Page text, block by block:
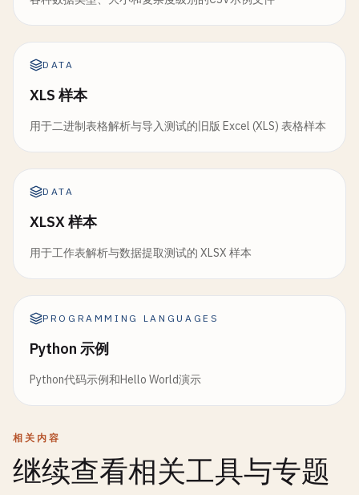
DATA
XLS 样本
用于二进制表格解析与导入测试的旧版 Excel (XLS) 表格样本
DATA
XLSX 样本
用于工作表解析与数据提取测试的 XLSX 样本
PROGRAMMING LANGUAGES
Python 示例
Python代码示例和Hello World演示
相关内容
继续查看相关工具与专题